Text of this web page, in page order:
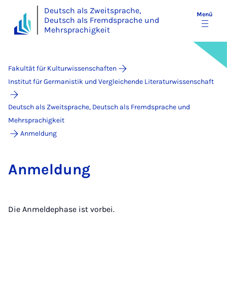
Deutsch als Zweitsprache,
Deutsch als Fremdsprache und
Mehrsprachigkeit
Menü
Fakultät für Kulturwissenschaften
Institut für Germanistik und Vergleichende Literaturwissenschaft
Deutsch als Zweitsprache, Deutsch als Fremdsprache und
Mehrsprachigkeit
Anmeldung
An­mel­dung
Die Anmeldephase ist vorbei.